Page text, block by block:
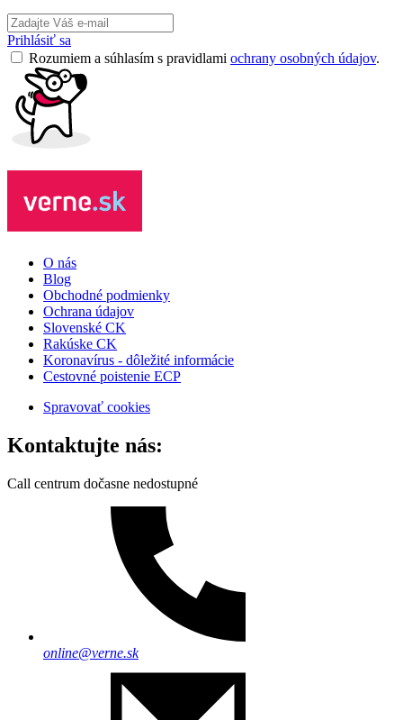
Prihlásiť sa
Rozumiem a súhlasím s pravidlami ochrany osobných údajov.
O nás
Blog
Obchodné podmienky
Ochrana údajov
Slovenské CK
Rakúske CK
Koronavírus - dôležité informácie
Cestovné poistenie ECP
Spravovať cookies
Kontaktujte nás:
Call centrum dočasne nedostupné
online@verne.sk